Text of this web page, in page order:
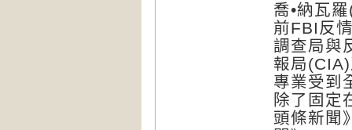
喬•納瓦
前FBI反
調查局與
報局
專業受到
除了固定
頭條新聞